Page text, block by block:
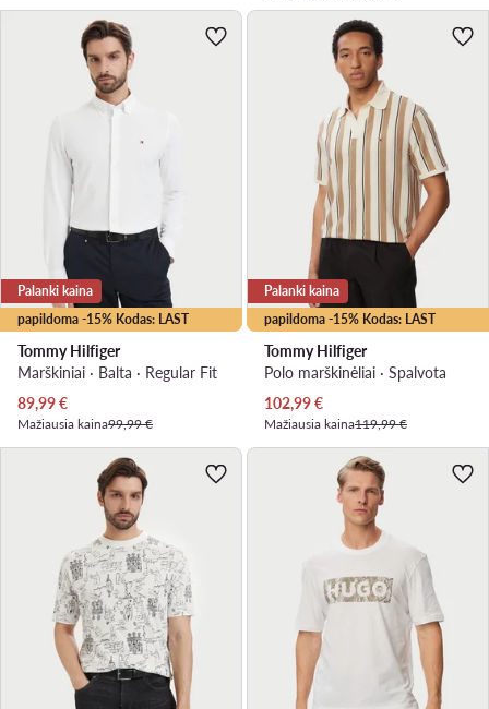
papildoma -15% Kodas: LAST
Palanki kaina
Tommy Hilfiger
Marškiniai · Balta · Regular Fit
Dabartinė kaina
89,99€
Mažiausia kaina99,99 €
papildoma -15% Kodas: LAST
Palanki kaina
Tommy Hilfiger
Polo marškinėliai · Spalvota
Dabartinė kaina
102,99€
Mažiausia kaina119,99 €